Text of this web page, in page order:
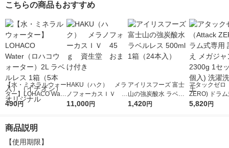
こちらの商品もおすすめ
【水・ミネラルウォー
ター】LOHACO Wate
r（ロハコウォータ
シ） オリジナル
490円
HAKU（ハク） メラ
ノフォーカスＩＶ 4
5ｇ 資生堂 おまけ
11,000円
アイリスフーズ 富士
山の強炭酸水 ラベル
レス 500ml 1箱（24
1,420円
アタックゼロ
ZERO) ドラ
詰め替え メガ
5,820円
商品説明
【使用期限】